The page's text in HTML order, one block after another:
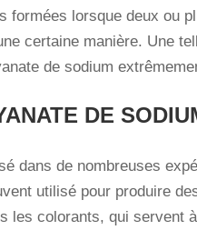
formées lorsque deux ou
certaine manière. Une
de sodium
DE
dans de nombreuses
utilisé pour produire
les colorants, qui servent